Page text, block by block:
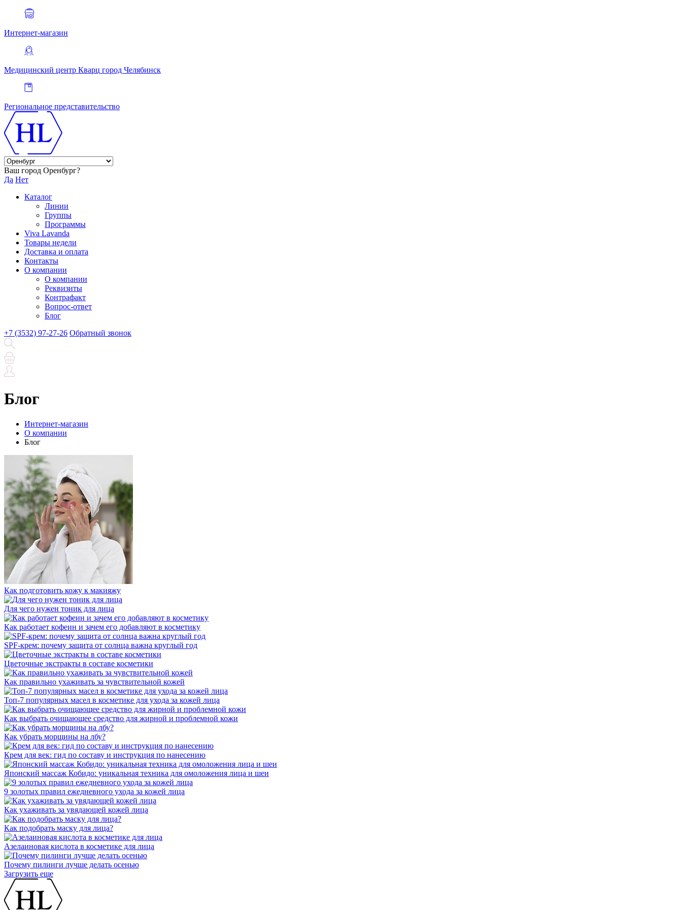
Интернет-магазин
Медицинский центр Кварц город Челябинск
Региональное представительство
Ваш город Оренбург?
Да Нет
Каталог
Линии
Группы
Программы
Viva Lavanda
Товары недели
Доставка и оплата
Контакты
О компании
О компании
Реквизиты
Контрафакт
Вопрос-ответ
Блог
+7 (3532) 97-27-26 Обратный звонок
Блог
Интернет-магазин
О компании
Блог
Как подготовить кожу к макияжу
Для чего нужен тоник для лица
Как работает кофеин и зачем его добавляют в косметику
SPF-крем: почему защита от солнца важна круглый год
Цветочные экстракты в составе косметики
Как правильно ухаживать за чувствительной кожей
Топ-7 популярных масел в косметике для ухода за кожей лица
Как выбрать очищающее средство для жирной и проблемной кожи
Как убрать морщины на лбу?
Крем для век: гид по составу и инструкция по нанесению
Японский массаж Кобидо: уникальная техника для омоложения лица и шеи
9 золотых правил ежедневного ухода за кожей лица
Как ухаживать за увядающей кожей лица
Как подобрать маску для лица?
Азелаиновая кислота в косметике для лица
Почему пилинги лучше делать осенью
Загрузить еще